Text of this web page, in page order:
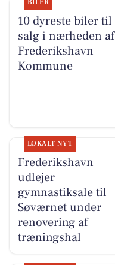
BILER
10 dyreste biler til
salg i nærheden af
Frederikshavn
Kommune
LOKALT NYT
Frederikshavn
udlejer
gymnastiksale til
Søværnet under
renovering af
træningshal